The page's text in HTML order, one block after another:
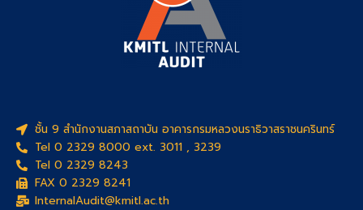
ชั้น 9 สำนักงานสภาสถาบัน อาคารกรมหลวงนราธิวาสราชนครินทร์
Tel 0 2329 8000 ext. 3011 , 3239
Tel 0 2329 8243
FAX 0 2329 8241
InternalAudit@kmitl.ac.th